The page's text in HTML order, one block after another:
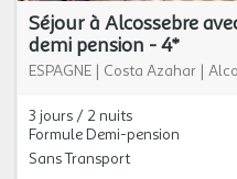
Séjour à Alcossebre
demi pension - 4*
ESPAGNE | Costa Azahar |
3 jours / 2 nuits
Formule Demi-pension
Sans Transport